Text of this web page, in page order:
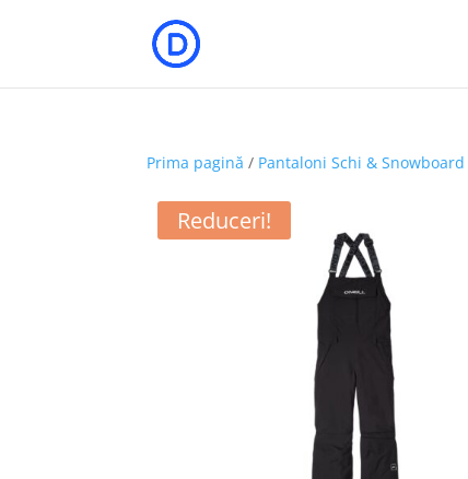
Prima pagină / Pantaloni Schi & Snowboard
Reduceri!